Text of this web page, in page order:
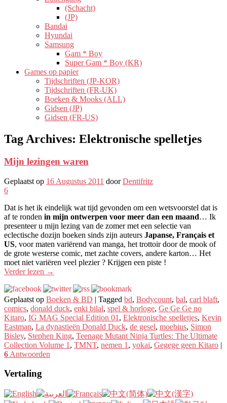
(Schacht)
(JP)
Bandai
Hyundai
Samsung
Gam * Boy
Super Gam * Boy (KR)
Games op papier
Tijdschriften (JP-KOR)
Tijdschriften (FR-UK)
Boeken & Mooks (ALL)
Gidsen (JP)
Gidsen (FR-US)
Tag Archives: Elektronische spelletjes
Mijn lezingen waren
Geplaatst op 16 Augustus 2011 doorDentifritz
6
Dat is het ik eindelijk wat tijd gevonden om een ​​wetsvoorstel dat is
af te ronden in mijn ontwerpen voor meer dan een maand… Ik
presenteer u mijn lezing van de zomer met een selectie van
eclectische dozijn boeken sinds zijn auteurs Japanse, Français et
US, voor maten variërend van manga, het trottoir door de mook of
de grote westerse comic, met zachte covers, andere karton… Het
moet niet variëren veel plezier ? Krijgen een piste !
Verder lezen →
Geplaatst op Boeken & BD | Tagged bd, Bodycount, bal, carl blaft,
comics, donald duck, enki bilal, spel & horloge, Ge Ge Ge no
Kitaro, IG MAG Special Edition 01 , Elektronische spelletjes, Kevin
Eastman, La dynastieën Donald Duck, de gesel, moebius, Simon
Bisley, Stephen King, Teenage Mutant Ninja Turtles: The Ultimate
Collection Volume 1 , TMNT, nemen 1 , yokai, Gegege geen Kitaro |
6 Antwoorden
Vertaling